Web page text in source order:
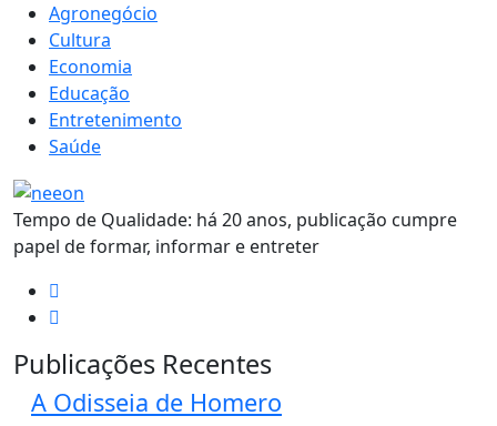
Agronegócio
Cultura
Economia
Educação
Entretenimento
Saúde
Tempo de Qualidade: há 20 anos, publicação cumpre
papel de formar, informar e entreter
Publicações Recentes
A Odisseia de Homero